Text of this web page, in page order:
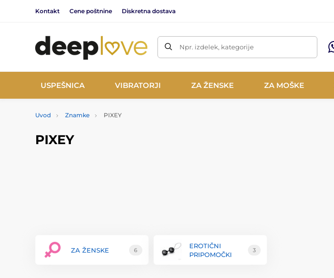
Kontakt Cene poštnine Diskretna dostava
Npr. izdelek, kategorije
USPEŠNICA VIBRATORJI ZA ŽENSKE ZA MOŠKE
Uvod Znamke PIXEY
PIXEY
ZA ŽENSKE 6
EROTIČNI
PRIPOMOČKI
3